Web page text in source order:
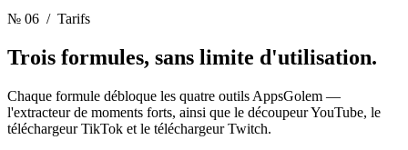
№ 06 / Tarifs
Trois formules, sans limite d'utilisation.
Chaque formule débloque les quatre outils AppsGolem —
l'extracteur de moments forts, ainsi que le découpeur YouTube, le
téléchargeur TikTok et le téléchargeur Twitch.